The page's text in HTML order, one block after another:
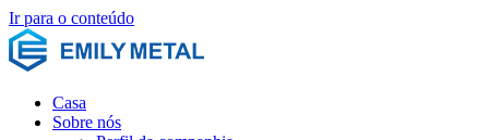
Ir para o conteúdo
Casa
Sobre nós